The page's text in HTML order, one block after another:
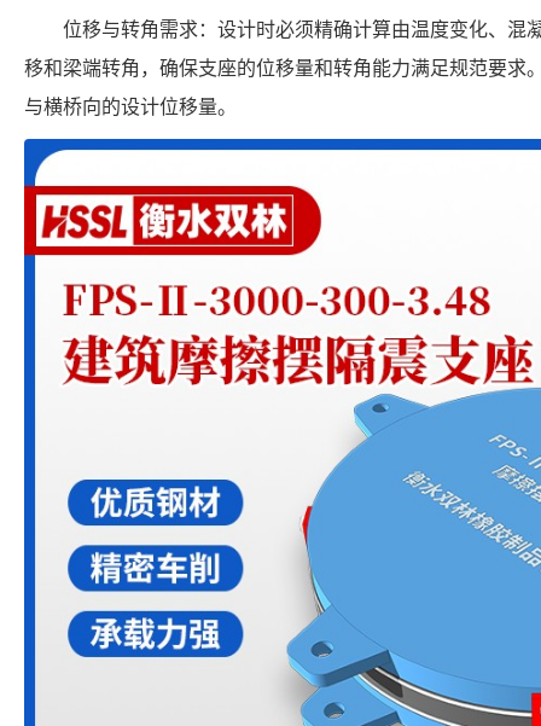
位移与转角需求：设计时必须精确计算由温度变化、混
移和梁端转角，确保支座的位移量和转角能力满足规范要求
与横桥向的设计位移量。